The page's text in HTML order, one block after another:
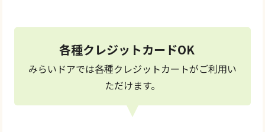
24時間受付中
各種クレジットカードOK
みらいドアでは各種クレジットカートがご利用い
ただけます。